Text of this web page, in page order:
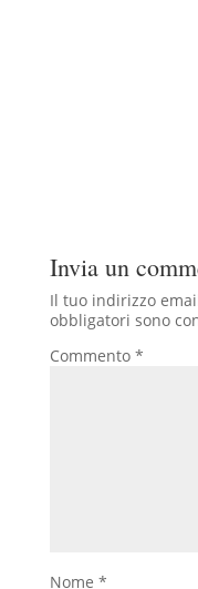
Invia un
Il tuo indirizzo
obbligatori sono
Commento *
Nome *